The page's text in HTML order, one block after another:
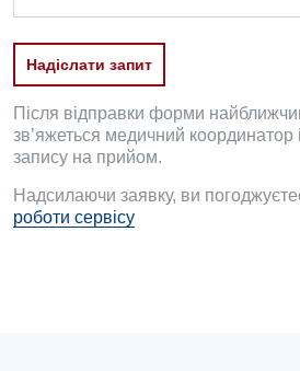
Пульмонологія
Ревматологія
Судинна хірургія
Терапевтичне відділення
Терапія
Надіслати запит
Після відправки форми
зв’яжеться медичний координатор
запису на прийом.
Надсилаючи заявку, ви
роботи сервісу